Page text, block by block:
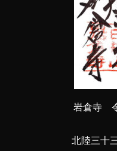
岩倉寺
北陸三十